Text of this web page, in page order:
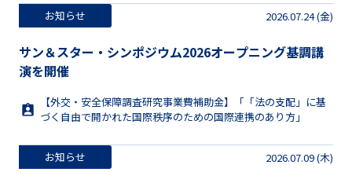
お知らせ 2026.07.24 (金)
サン＆スター・シンポジウム2026オープニング基調講
演を開催
【外交・安全保障調査研究事業費補助金】「「法の支配」に基
づく自由で開かれた国際秩序のための国際連携のあり方」
お知らせ 2026.07.09 (木)